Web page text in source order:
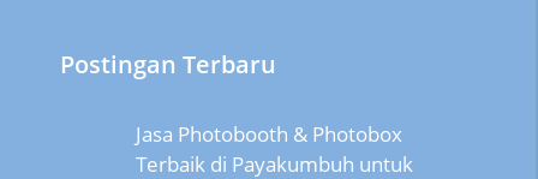
Postingan Terbaru
Jasa Photobooth & Photobox
Terbaik di Payakumbuh untuk